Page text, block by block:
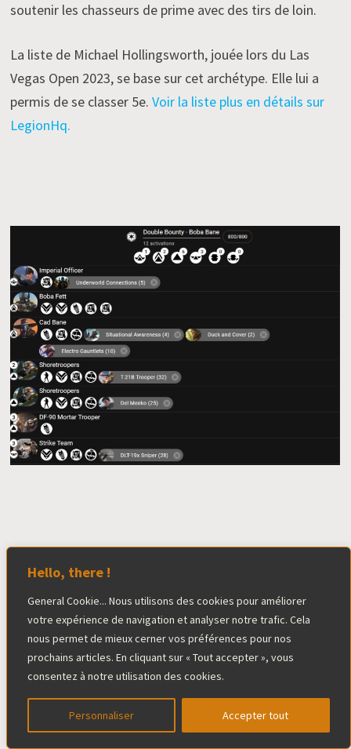
Hello, there !
General Cookie... Nous utilisons des cookies pour améliorer
votre expérience de navigation et analyser notre trafic. Cela
nous permet de mieux cerner vos préférences pour nos
prochains articles. En cliquant sur « Tout accepter », vous
consentez à notre utilisation des cookies.
Personnaliser Accepter tout
soutenir les chasseurs de prime avec des tirs de loin.
La liste de Michael Hollingsworth, jouée lors du Las
Vegas Open 2023, se base sur cet archétype. Elle lui a
permis de se classer 5e.Voir la liste plus en détails sur
LegionHq.
Le mot de la fin
En ayant pris connaissances des archétypes les plus
populaires dans Star Wars Légion, vous disposez
désormais d’un nouvel outil pour créer des listes
d’armée plus efficaces. Vous serez également plus apte
à déchiffrer les listes des grands joueurs, vu qu’elles
suivent généralement un archétype. Enfin, connaître les